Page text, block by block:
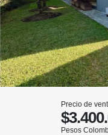
Precio de
Pesos